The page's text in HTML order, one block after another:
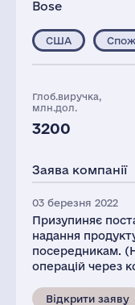
Bose
США
Глоб.виручка,
млн.дол.
3200
Заява компанії
03 березня 2022
Призупиняє
надання
посередникам.
операцій через
Відкрити заяву